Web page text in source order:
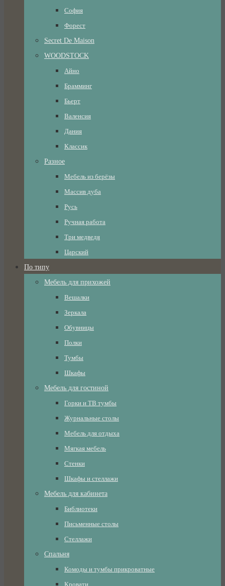
София
Форест
Secret De Maison
WOODSTOCK
Айно
Брамминг
Бьерт
Валенсия
Дания
Классик
Разное
Мебель из берёзы
Массив дуба
Русь
Ручная работа
Три медведя
Царский
По типу
Мебель для прихожей
Вешалки
Зеркала
Обувницы
Полки
Тумбы
Шкафы
Мебель для гостиной
Горки и ТВ тумбы
Журнальные столы
Мебель для отдыха
Мягкая мебель
Стенки
Шкафы и стеллажи
Мебель для кабинета
Библиотеки
Письменные столы
Стеллажи
Спальня
Комоды и тумбы прикроватные
Кровати